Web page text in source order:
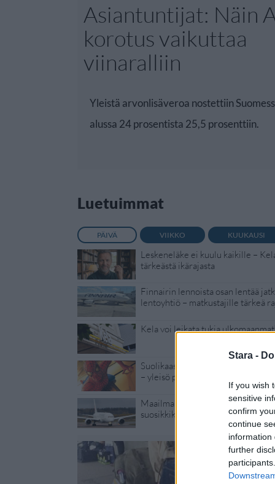
Stara -
If you wish
sensitive
confirm
continue
information
further
Asiantuntijat: Näin
korotus vaikuttaa
viinaralliin
Yleistä arvonlisäveroa nostettiin
alussa 24 prosentista 25,5 prosenttiin.
Luetuimmat
PÄIVÄ VIIKKO KUUKAUSI
Leskeneläke ei kuulu kaikille –
tärkeästä ikärajasta
Finnairin lennoista osan lentää
lentoyhtiö – matkustajille tärkeä
Kela voi leikata tukia
Suolikaasun tuoksu levisi Spider-
– yleisö poistui paikalta
Maailman eniten matkustaneet
suosikkikohteensa – yllättävä